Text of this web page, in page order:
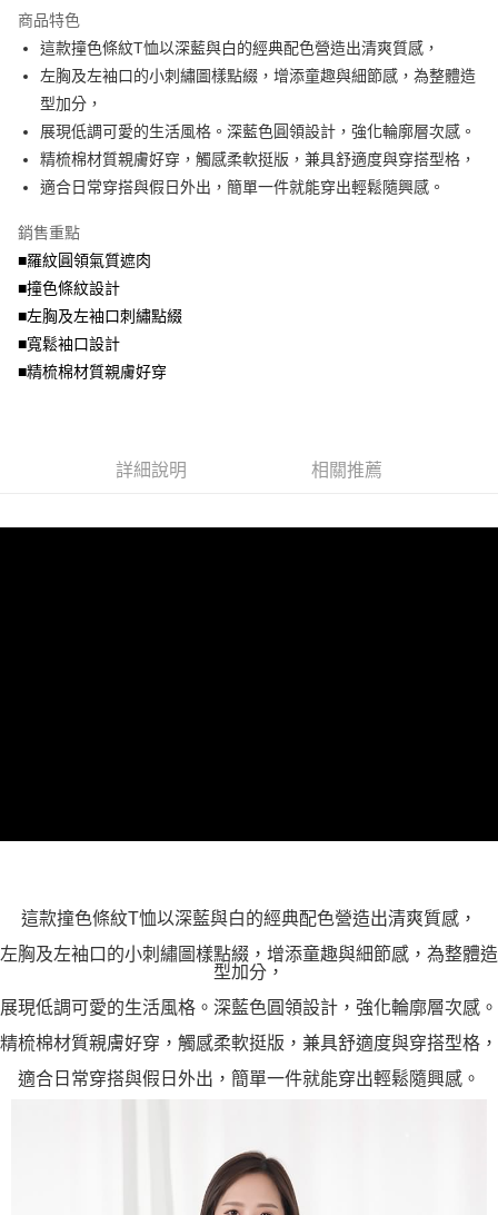
流程，驗證手機門號後，選擇欲分期的期數、繳款截止日，確認付款後即完
成交易。
3.實際核准額度、可分期數及費用金額請依後續交易確認頁面所載為準。
4.訂單成立30分鐘內，如未前往確認交易或遇審核未通過，訂單將自動取
法說明評估內容。
【繳款方式說明】
1.分期款項不併入電信帳單，「大哥付你分期」於每月結算日後寄送繳費提
醒簡訊。
2.透過簡訊連結打開帳單後，可選擇「超商條碼／台灣大直營門市／銀行轉
【注意事項】
1.本服務係由「台灣大哥大股份有限公司」（以下簡稱本公司）所提供，讓
用戶於交易時，得透過本服務購買商品或服務，並由商店將買賣／分期付款
買賣價金債權讓與本公司後，依約使用本公司帳單繳交帳款。
資料（包含姓名、電話或地址）提供予台灣大哥大進項蒐集、處理及利用，
由本公司與您本人進行分期帳單所需資料之確認、核對及更正。
【關於「AFTEE先享後付」】
AFTEE先享後付是「在收到商品之後才付款」的支付方式。 讓您購物簡單
便利好安心！
１．簡單：不需註冊會員、不需綁卡、不需儲值。
２．便利：只要手機號碼，簡訊認證，即可結帳。
３．安心：先確認商品／服務後，再付款。
【「AFTEE先享後付」結帳流程】
１．於結帳方式選擇「AFTEE先享後付」後，將跳轉至「AFTEE先享後付」
３．收到繳費通知簡訊後14天內，點擊此簡訊中的連結，可透過四大超商／
ATM／網路銀行／等多元方式進行付款，方視為交易完成。
※ 請注意：結帳手續完成當下不需立刻繳費，但若您需要取消訂單，請聯絡
購買商品的店家。未經商家同意取消之訂單仍視為有效，需透過AFTEE先享
後付繳納相關費用。
※ 交易是否成功請以「AFTEE先享後付 」之結帳頁面顯示為準，若有關於
是否繳費成功／繳費後需取消欲退款等相關疑問，請聯繫「AFTEE先享後付
客戶支援中心」https://netprotections.freshdesk.com/support/home
易，需依本服務之必要範圍內提供個人資料，並將交易相關給付款項請求債
權轉讓予恩沛科技股份有限公司。
ATM付款
全家取貨付款
每筆NT$70，滿NT$699(含以上)免運費
付款後全家取貨
每筆NT$70，滿NT$699(含以上)免運費
7-11取貨付款
每筆NT$70，滿NT$799(含以上)免運費
付款後7-11取貨
每筆NT$70，滿NT$699(含以上)免運費
商品特色
這款撞色條紋T恤以深藍與白的經典配色營造出清爽質感，
左胸及左袖口的小刺繡圖樣點綴，增添童趣與細節感，為整體造
型加分，
展現低調可愛的生活風格。深藍色圓領設計，強化輪廓層次感。
精梳棉材質親膚好穿，觸感柔軟挺版，兼具舒適度與穿搭型格，
適合日常穿搭與假日外出，簡單一件就能穿出輕鬆隨興感。
銷售重點
■羅紋圓領氣質遮肉
■撞色條紋設計
■左胸及左袖口刺繡點綴
■寬鬆袖口設計
■精梳棉材質親膚好穿
詳細說明 相關推薦
這款撞色條紋T恤以深藍與白的經典配色營造出清爽質感，
左胸及左袖口的小刺繡圖樣點綴，增添童趣與細節感，為整體造
型加分，
展現低調可愛的生活風格。深藍色圓領設計，強化輪廓層次感。
精梳棉材質親膚好穿，觸感柔軟挺版，兼具舒適度與穿搭型格，
適合日常穿搭與假日外出，簡單一件就能穿出輕鬆隨興感。